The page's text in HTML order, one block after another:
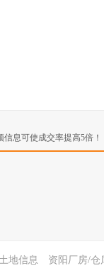
信息可使成交率提高5倍！
地信息
资阳厂房/仓